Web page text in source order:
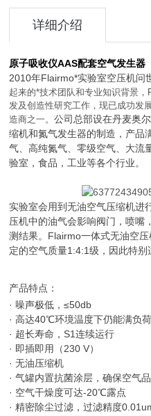
详细介绍
原子吸收仪AAS配套空气发生器
2010年Flairmo*实验室空压机问
起来的*技术团队和专业知识背景
发及创造性研究工作，现已成功发
造商之一。公司总部设在丹麦奥
缩机和氮气发生器的制造，产品
气、高纯氮气、零级空气、大流
验室，食品，工业等各个行业。
实验室会用到无油空气压缩机进
压机中的油气会影响阀门，喷嘴
测结果。Flairmo一体式无油空
定的空气质量1:4:1级，因此特别
产品特点：
· 噪声极低，≤50db
· 高达40℃环境温度下仍能满负
· 超长寿命，S1连续运行
· 即插即用（230 V）
· 无油压缩机
· 气罐内置抗菌涂层，确保空气
· 空气干燥度可达-20℃露点
· 精密除尘过滤，过滤精度